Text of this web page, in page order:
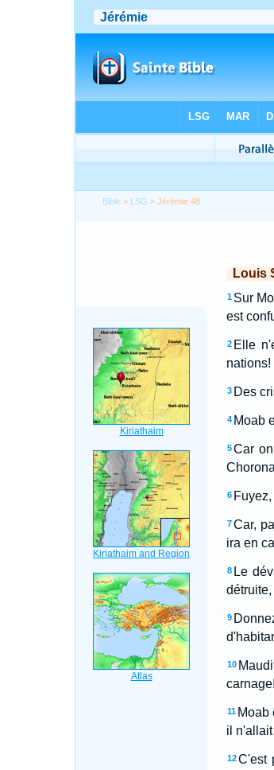
Bible > LSG > Jérémie 48
Louis
1 Sur
est
2 Elle
nations!
3 Des
4 Moab
5 Car
6
7 Car,
ira en
8 Le
9
10
carnage!
11 Moab
il
12 C'est